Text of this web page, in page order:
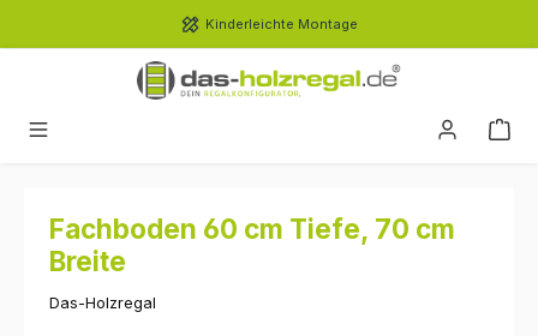
Zum Hauptinhalt springen Kinderleichte Montage
Fachboden 60 cm Tiefe, 70 cm
Breite
Das-Holzregal